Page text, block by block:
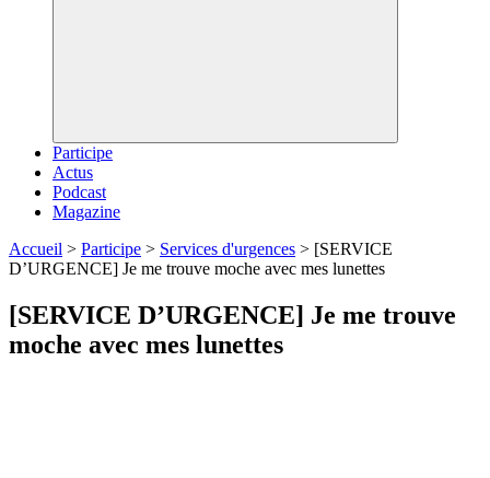
Participe
Actus
Podcast
Magazine
Accueil > Participe > Services d'urgences > [SERVICE
D’URGENCE] Je me trouve moche avec mes lunettes
[SERVICE D’URGENCE] Je me trouve
moche avec mes lunettes